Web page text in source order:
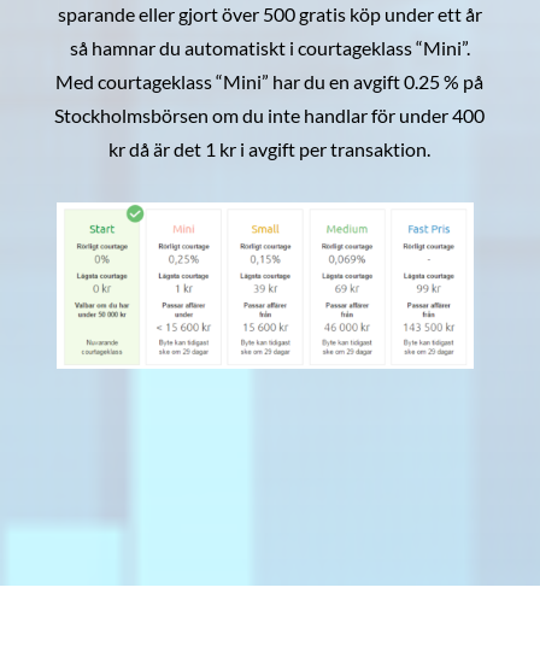
sparande eller gjort över 500 gratis köp under ett år
så hamnar du automatiskt i courtageklass “Mini”.
Med courtageklass “Mini” har du en avgift 0.25 % på
Stockholmsbörsen om du inte handlar för under 400
kr då är det 1 kr i avgift per transaktion.